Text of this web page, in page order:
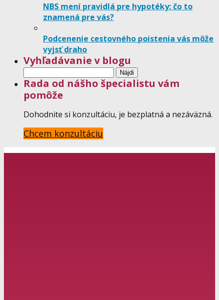
NBS mení pravidlá pre hypotéky: čo to
znamená pre vás?
Podcenenie cestovného poistenia vás môže
vyjsť draho
Vyhľadávanie v blogu
Hľadať:
Rada od nášho špecialistu vám
pomôže
Dohodnite si konzultáciu, je bezplatná a nezáväzná.
Chcem konzultáciu